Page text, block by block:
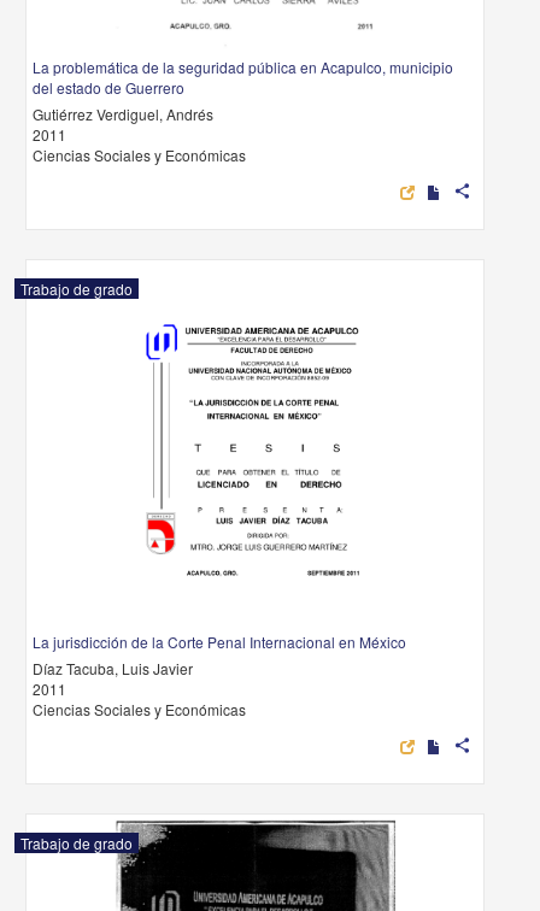
La problemática de la seguridad pública en Acapulco, municipio
del estado de Guerrero
Gutiérrez Verdiguel, Andrés
2011
Ciencias Sociales y Económicas
share
Trabajo de grado
La jurisdicción de la Corte Penal Internacional en México
Díaz Tacuba, Luis Javier
2011
Ciencias Sociales y Económicas
share
Trabajo de grado